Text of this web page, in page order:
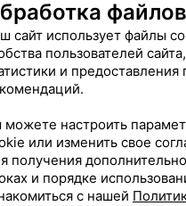
врачу-
Ивановичу и
отно...
17а
центр "Полимед"
Огромное спасибо за ваш
передадим ваши
и медицинской с...
сайт использует файлы
пользователей
и
можете настроить
или изменить свое
получения
и порядке
с нашей